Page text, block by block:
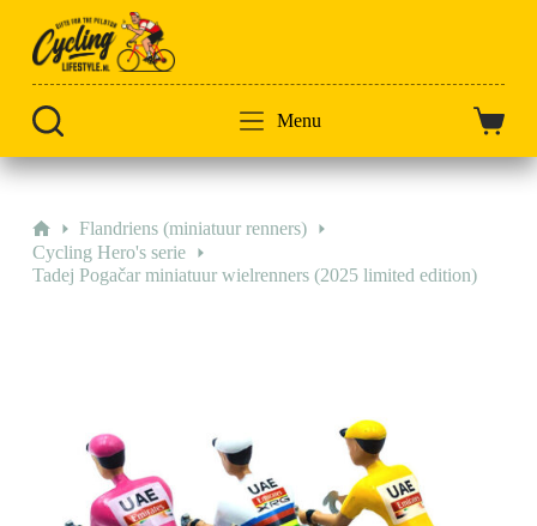
artikel
Menu
HomeFlandriens (miniatuur renners)
Cycling Hero's serie
Tadej Pogačar miniatuur wielrenners (2025 limited edition)